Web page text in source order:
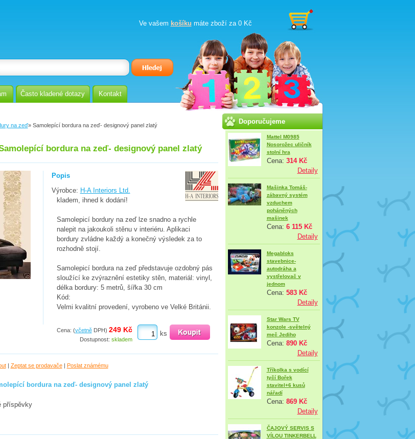
Ve vašem košíku máte zboží za 0 Kč
Často kladené dotazy Kontakt
na zeď» Samolepící bordura na zeď- designový panel zlatý
bordura na zeď- designový panel zlatý
Popis
Výrobce: H-A Interiors Ltd.
kladem, ihned k dodání!
Samolepicí bordury na zeď lze snadno a rychle
nalepit na jakoukoli stěnu v interiéru. Aplikaci
bordury zvládne každý a konečný výsledek za to
rozhodně stojí.
Samolepicí bordura na zeď představuje ozdobný pás
sloužící ke zvýraznění estetiky stěn, materiál: vinyl,
délka bordury: 5 metrů, šířka 30 cm
Kód:
Velmi kvalitní provedení, vyrobeno ve Velké Británii.
Cena: (včetněDPH) 249 Kč
Dostupnost: skladem
ks
| Zeptat se prodavače| Poslat známému
bordura na zeď- designový panel zlatý
příspěvky
Doporučujeme
Mattel M0985
Nosorožec uličník
stolní hra
Cena: 314 Kč
Detaily
Mašinka Tomáš-
zábavný systém
vzduchem
poháněných
mašinek
Cena: 6 115 Kč
Detaily
Megabloks
stavebnice-
autodráha a
vystřelovač v
jednom
Cena: 583 Kč
Detaily
Star Wars TV
konzole -světelný
meč Jediho
Cena: 890 Kč
Detaily
Tříkolka s vodící
tyčí Bořek
stavitel+6 kusů
nářadí
Cena: 869 Kč
Detaily
ČAJOVÝ SERVIS S
VÍLOU TINKERBELL